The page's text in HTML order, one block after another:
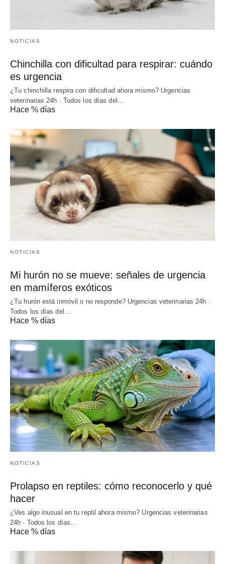
NOTICIAS
Chinchilla con dificultad para respirar: cuándo
es urgencia
¿Tu chinchilla respira con dificultad ahora mismo? Urgencias
veterinarias 24h · Todos los días del…
Hace % días
NOTICIAS
Mi hurón no se mueve: señales de urgencia
en mamíferos exóticos
¿Tu hurón está inmóvil o no responde? Urgencias veterinarias 24h ·
Todos los días del…
Hace % días
NOTICIAS
Prolapso en reptiles: cómo reconocerlo y qué
hacer
¿Ves algo inusual en tu reptil ahora mismo? Urgencias veterinarias
24h · Todos los días…
Hace % días